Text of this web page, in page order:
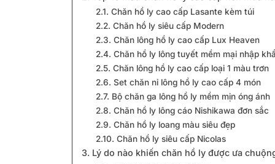
2.1. Chăn hồ ly cao cấp Lasante kèm túi
2.2. Chăn hồ ly siêu cấp Modern
2.3. Chăn lông hồ ly cao cấp Lux Heaven
2.4. Chăn hồ ly lông tuyết mềm mại nhập
2.5. Chăn lông hồ ly cao cấp loại 1 màu trơn
2.6. Set chăn nỉ lông hồ ly cao cấp 4 món
2.7. Bộ chăn ga lông hồ ly mềm mịn óng ánh
2.8. Chăn hồ ly lông cáo Nishikawa đơn sắc
2.9. Chăn hồ ly loang màu siêu đẹp
2.10. Chăn hồ ly siêu cấp Nicolas
3. Lý do nào khiến chăn hồ ly được ưa